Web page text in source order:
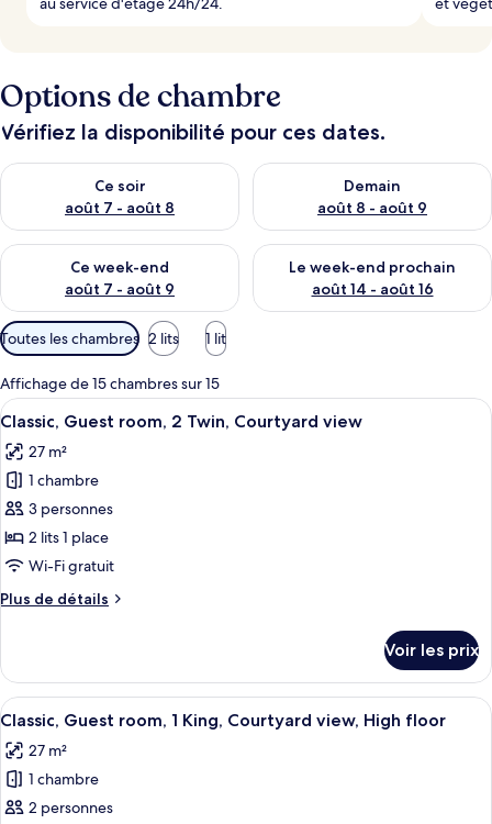
s
Options de chambre
Vérifiez la disponibilité pour ces dates.
Ce soir
août 7 - août 8
Vérifier la disponibilité pour ce soir août 7 - août 8
Demain
août 8 - août 9
Vérifier la disponibilité pour
Ce week-end
août 7 - août 9
Vérifier la disponibilité pour ce week-end août 7 - août 9
Le week-end prochain
août 14 - août 16
Vérifier la disponibilité pour
Filtres
disponibles
pour
les
chambres
Toutes les chambres 2 lits 1 lit
Affichage de 15 chambres sur 15
Afficher
toutes
les
photos
pour
ce
type
chambre :
room,
2
Twin,
Courtyard
view
Une chambre d’hôtel avec deux lits,
4
Classic, Guest room, 2 Twin, Courtyard view
27 m²
1 chambre
3 personnes
2 lits 1 place
Wi-Fi gratuit
Plus de détails
Plus
le
type
de
Classic,
Guest
2
Voir les prix
Afficher
toutes
les
photos
pour
Un lit bien fait, avec du linge de lit
4
Classic, Guest room, 1 King, Courtyard view, High floor
27 m²
1 chambre
2 personnes